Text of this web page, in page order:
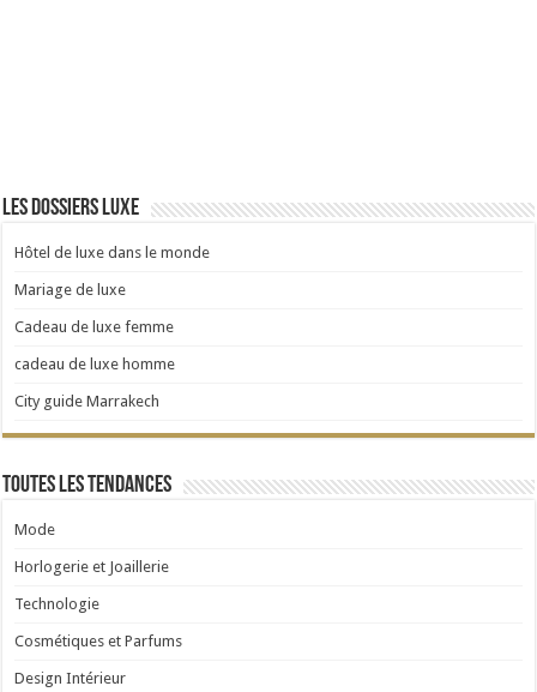
Les dossiers luxe
Hôtel de luxe dans le monde
Mariage de luxe
Cadeau de luxe femme
cadeau de luxe homme
City guide Marrakech
Toutes les tendances
Mode
Horlogerie et Joaillerie
Technologie
Cosmétiques et Parfums
Design Intérieur